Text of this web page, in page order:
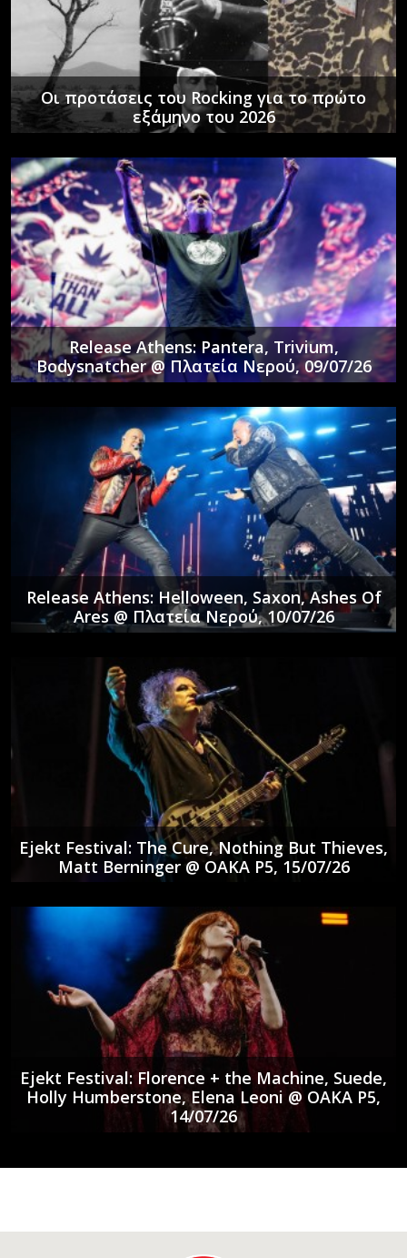
Οι προτάσεις του Rocking για το πρώτο
εξάμηνο του 2026
Release Athens: Pantera, Trivium,
Bodysnatcher @ Πλατεία Νερού, 09/07/26
Release Athens: Helloween, Saxon, Ashes Of
Ares @ Πλατεία Νερού, 10/07/26
Ejekt Festival: The Cure, Nothing But Thieves,
Matt Berninger @ ΟΑΚΑ P5, 15/07/26
Ejekt Festival: Florence + the Machine, Suede,
Holly Humberstone, Elena Leoni @ ΟΑΚΑ P5,
14/07/26